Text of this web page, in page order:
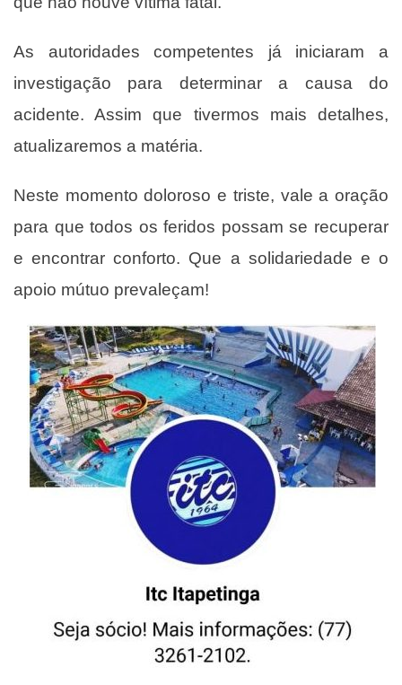
As autoridades competentes já iniciaram a
investigação para determinar a causa do
acidente. Assim que tivermos mais detalhes,
atualizaremos a matéria.
Neste momento doloroso e triste, vale a oração
para que todos os feridos possam se recuperar
e encontrar conforto. Que a solidariedade e o
apoio mútuo prevaleçam!